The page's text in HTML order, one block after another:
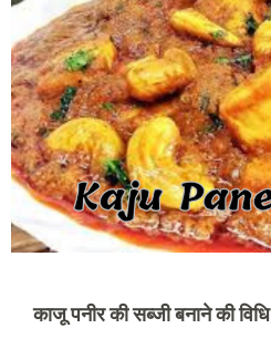
काजू पनीर की सब्जी बनाने की विधि